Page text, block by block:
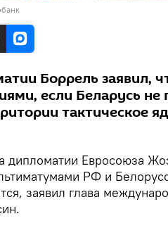
Боррель заявил,
если Беларусь не
тактическое
дипломатии Евросоюза
РФ и
заявил глава